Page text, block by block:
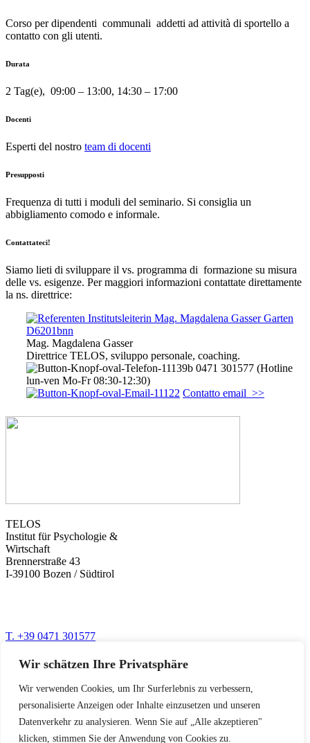
Wir schätzen Ihre Privatsphäre
Wir verwenden Cookies, um Ihr Surferlebnis zu verbessern,
personalisierte Anzeigen oder Inhalte einzusetzen und unseren
Datenverkehr zu analysieren. Wenn Sie auf „Alle akzeptieren"
klicken, stimmen Sie der Anwendung von Cookies zu.
Corso per dipendenti communali addetti ad attività di sportello a
contatto con gli utenti.
Durata
2 Tag(e), 09:00 – 13:00, 14:30 – 17:00
Docenti
Esperti del nostro team di docenti
Presupposti
Frequenza di tutti i moduli del seminario. Si consiglia un
abbigliamento comodo e informale.
Contattateci!
Siamo lieti di sviluppare il vs. programma di formazione su misura
delle vs. esigenze. Per maggiori informazioni contattate direttamente
la ns. direttrice:
Mag. Magdalena Gasser
Direttrice TELOS, sviluppo personale, coaching.
0471 301577 (Hotline
lun-ven Mo-Fr 08:30-12:30)
Contatto email >>
TELOS
Institut für Psychologie &
Wirtschaft
Brennerstraße 43
I-39100 Bozen / Südtirol
T. +39 0471 301577
info@telos-training.com
Newsletter mit den besten Trainings für Ihren Erfolg
© Telos 2026